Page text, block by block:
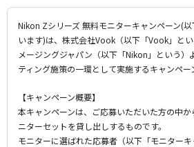
Nikon Zシリーズ 無料モニターキャンペーン(
います)は、株式会社Vook（以下「Vook」と
メージングジャパン（以下「Nikon」という）
ティング施策の一環として実施するキャンペー
【キャンペーン概要】
本キャンペーンは、ご応募いただいた方の中
ニターセットを貸し出しするものです。
モニターに選ばれた応募者（以下「モニター